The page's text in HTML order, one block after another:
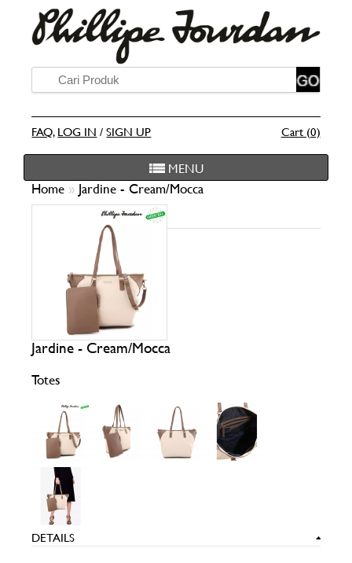
FAQ, LOG IN /SIGN UP Cart (0)
MENU
Home » Jardine - Cream/Mocca
Jardine - Cream/Mocca
Totes
DETAILS